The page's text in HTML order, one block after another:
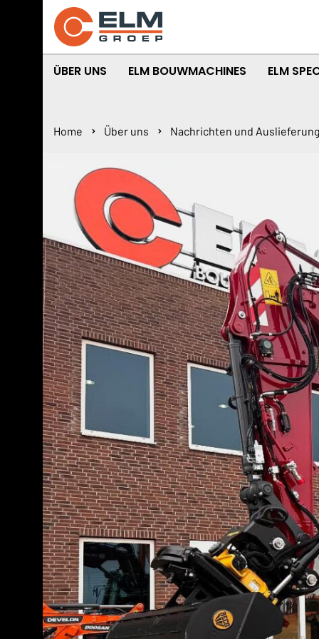
ÜBER UNS ELM BOUWMACHINES ELM
Home Über uns Nachrichten und